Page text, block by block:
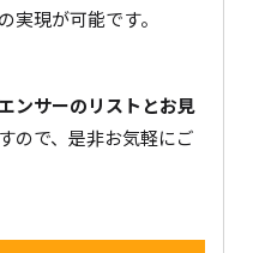
実現が可能です。
ンサーのリストとお見
ので、是非お気軽にご